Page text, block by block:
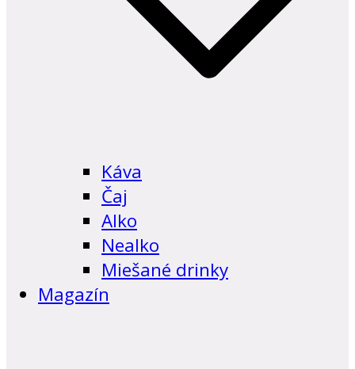
Káva
Čaj
Alko
Nealko
Miešané drinky
Magazín